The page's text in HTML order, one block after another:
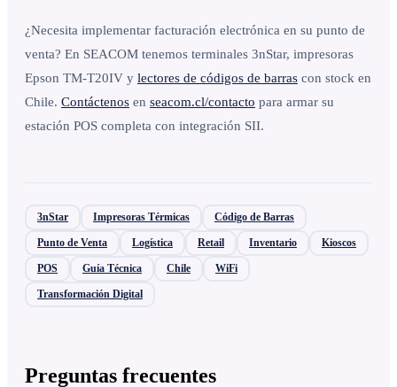
¿Necesita implementar facturación electrónica en su punto de
venta? En SEACOM tenemos terminales 3nStar, impresoras
Epson TM-T20IV y lectores de códigos de barras con stock en
Chile. Contáctenos en seacom.cl/contacto para armar su
estación POS completa con integración SII.
3nStar Impresoras Térmicas Código de Barras
Punto de Venta Logística Retail Inventario Kioscos
POS Guía Técnica Chile WiFi
Transformación Digital
Preguntas frecuentes